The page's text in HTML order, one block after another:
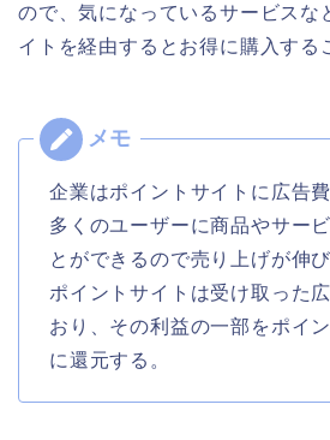
ので、気になっているサービスな
イトを経由するとお得に購入する
企業はポイントサイトに広告
多くのユーザーに商品やサー
とができるので売り上げが伸び
ポイントサイトは受け取った
おり、その利益の一部をポイ
に還元する。